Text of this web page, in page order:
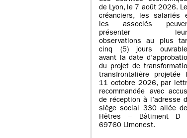
de Lyon, le 7 août 2026.
créanciers, les salariés
les associés
présenter
observations au plus
cinq (5) jours
avant la date
du projet de
transfrontalière projetée
11 octobre 2026, par
recommandée avec
de réception à l’adresse
siège social 330 allée
Hêtres – Bâtiment D
69760 Limonest.